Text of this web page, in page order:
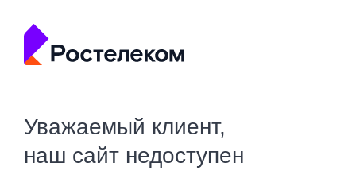
Уважаемый клиент,
наш сайт недоступен